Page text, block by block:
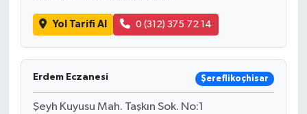
Yol Tarifi Al 0 (312) 375 72 14
Erdem Eczanesi Şereflikoçhisar
Şeyh Kuyusu Mah. Taşkın Sok. No:1